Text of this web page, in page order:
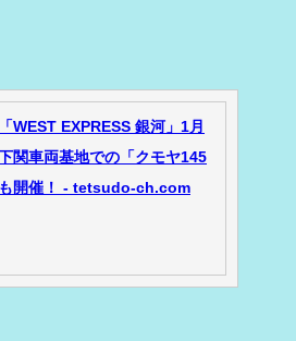
WEST EXPRESS 銀河」1月
関車両基地での「クモヤ145
開催！ - tetsudo-ch.com